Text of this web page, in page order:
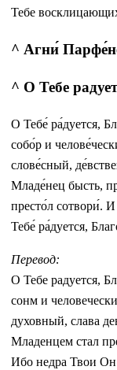
Тебе
^ Агни́
^ О Тебе
О Тебе́ ра́дуется,
собо́р и
слове́сный,
Младе́нец бысть,
престо́л сотвори́.
Тебе́ ра́дуется,
Перевод:
О Тебе радуется,
сонм и
духовный, слава
Младенцем стал
Ибо недра Твои Он